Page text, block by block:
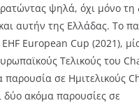
ψηλά, όχι μόνο τη
αυτήν της Ελλάδας. Το
European Cup (2021),
Τελικούς του
παρουσία σε Ημιτελικούς
δύο ακόμα παρουσίες σε